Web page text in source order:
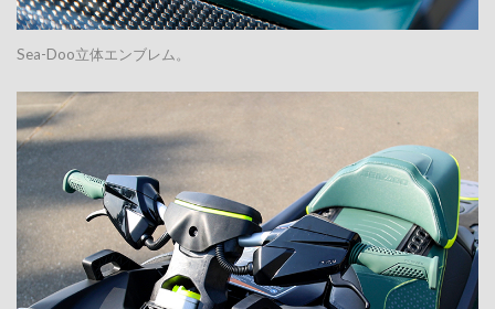
Sea-Doo立体エンブレム。